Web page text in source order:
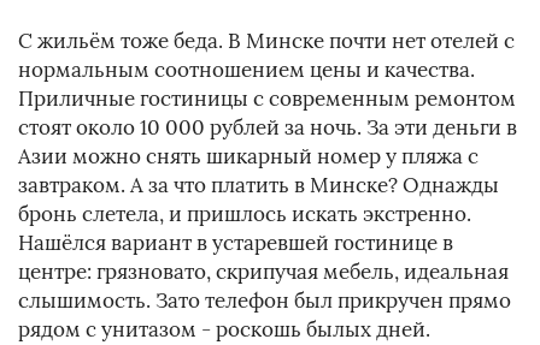
С жильём тоже беда. В Минске почти нет отелей с
нормальным соотношением цены и качества.
Приличные гостиницы с современным ремонтом
стоят около 10 000 рублей за ночь. За эти деньги в
Азии можно снять шикарный номер у пляжа с
завтраком. А за что платить в Минске? Однажды
бронь слетела, и пришлось искать экстренно.
Нашёлся вариант в устаревшей гостинице в
центре: грязновато, скрипучая мебель, идеальная
слышимость. Зато телефон был прикручен прямо
рядом с унитазом - роскошь былых дней.